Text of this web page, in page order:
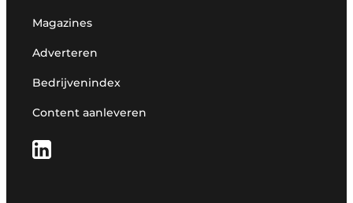
Magazines
Adverteren
Bedrijvenindex
Content aanleveren